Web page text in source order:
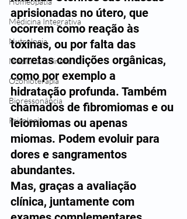
Medicina Integrativa
Nutrologia
Medicina Chinesa
Ozonioterapia
Bioressonância
Psicologia
aprisionadas no útero, que
ocorrem como reação às
toxinas, ou por falta das
corretas condições orgânicas,
como por exemplo a
hidratação profunda. Também
chamados de fibromiomas e ou
leiomiomas ou apenas
miomas. Podem evoluir para
dores e sangramentos
abundantes.
Mas, graças a avaliação
clínica, juntamente com